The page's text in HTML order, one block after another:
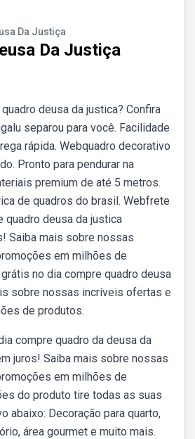
Da Justiça
Da Justiça
deusa da justica? Confira
separou para você. Facilidade
rápida. Webquadro decorativo
Pronto para pendurar na
premium de até 5 metros.
de quadros do brasil. Webfrete
quadro deusa da justica
Saiba mais sobre nossas
em milhões de
no dia compre quadro deusa
sobre nossas incríveis ofertas e
de produtos.
compre quadro da deusa da
juros! Saiba mais sobre nossas
em milhões de
do produto tire todas as suas
abaixo: Decoração para quarto,
área gourmet e muito mais.